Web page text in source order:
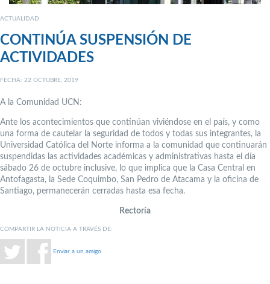
ACTUALIDAD
CONTINÚA SUSPENSIÓN DE
ACTIVIDADES
FECHA: 22 OCTUBRE, 2019
A la Comunidad UCN:
Ante los acontecimientos que continúan viviéndose en el país, y como
una forma de cautelar la seguridad de todos y todas sus integrantes, la
Universidad Católica del Norte informa a la comunidad que continuarán
suspendidas las actividades académicas y administrativas hasta el día
sábado 26 de octubre inclusive, lo que implica que la Casa Central en
Antofagasta, la Sede Coquimbo, San Pedro de Atacama y la oficina de
Santiago, permanecerán cerradas hasta esa fecha.
Rectoría
COMPARTIR LA NOTICIA A TRAVÉS DE:
Enviar a un amigo